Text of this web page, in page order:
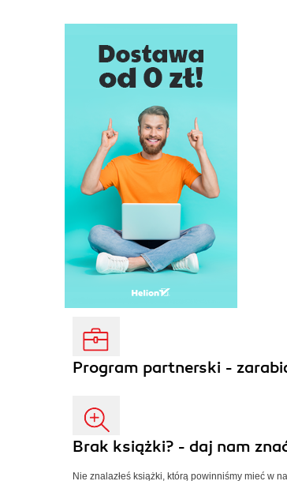
Program partnerski -
Brak książki? - daj nam
Nie znalazłeś książki, którą powinniśmy mieć w